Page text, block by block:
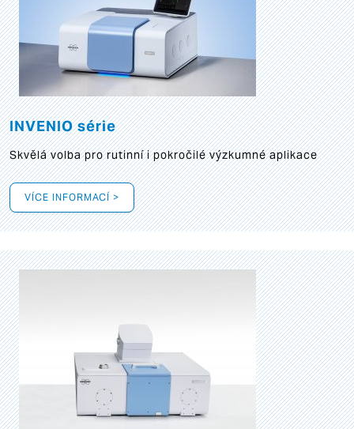
INVENIO série
Skvělá volba pro rutinní i pokročilé výzkumné aplikace
VÍCE INFORMACÍ >